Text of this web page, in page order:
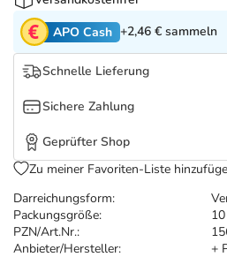
Tierapotheke
Vitamine & Mineralstoffe
Marken
Salus Deals
Darreichungsform:
Packungsgröße:
PZN/Art.Nr.:
Anbieter/Hersteller:
+
APO Cash +2,46 € sammeln
Schnelle Lieferung
Sichere Zahlung
Geprüfter Shop
Zu meiner Favoriten-Liste